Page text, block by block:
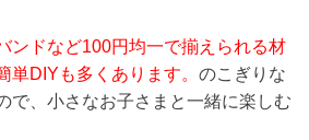
ンドなど100円均一で揃えられる材
単DIYも多くあります。 のこぎりな
で、小さなお子さまと一緒に楽しむ